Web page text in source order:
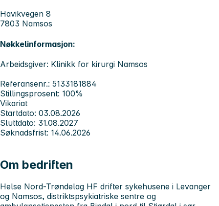
Havikvegen 8
7803 Namsos
Nøkkelinformasjon:
Arbeidsgiver: Klinikk for kirurgi Namsos
Referansenr.: 5133181884
Stillingsprosent: 100%
Vikariat
Startdato: 03.08.2026
Sluttdato: 31.08.2027
Søknadsfrist: 14.06.2026
Om bedriften
Helse Nord-Trøndelag HF drifter sykehusene i Levanger
og Namsos, distriktspsykiatriske sentre og